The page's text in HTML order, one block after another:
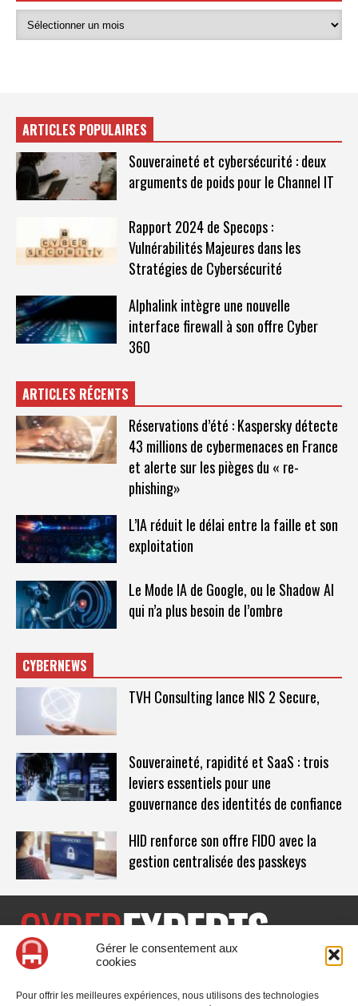
Gérer le consentement aux
cookies
Pour offrir les meilleures expériences, nous utilisons des technologies
ARTICLES POPULAIRES
Souveraineté et cybersécurité : deux
arguments de poids pour le Channel IT
Rapport 2024 de Specops :
Vulnérabilités Majeures dans les
Stratégies de Cybersécurité
Alphalink intègre une nouvelle
interface firewall à son offre Cyber
360
ARTICLES RÉCENTS
Réservations d’été : Kaspersky détecte
43 millions de cybermenaces en France
et alerte sur les pièges du « re-
phishing»
L’IA réduit le délai entre la faille et son
exploitation
Le Mode IA de Google, ou le Shadow AI
qui n’a plus besoin de l’ombre
CYBERNEWS
TVH Consulting lance NIS 2 Secure,
Souveraineté, rapidité et SaaS : trois
leviers essentiels pour une
gouvernance des identités de confiance
HID renforce son offre FIDO avec la
gestion centralisée des passkeys
CyberExperts.tech est un média dédié à la sécurité informatique
l'actualité, des retours d'utilisateurs, des évènements, des livres